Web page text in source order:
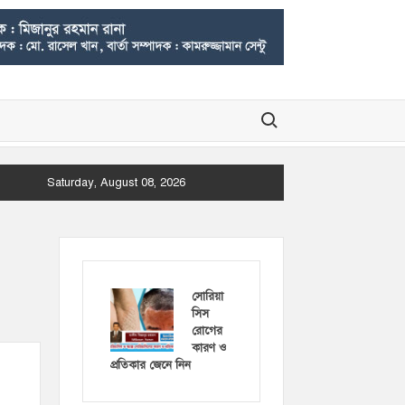
Search for:
Saturday, August 08, 2026
সোরিয়া
সিস
রোগের
কারণ ও
প্রতিকার জেনে নিন